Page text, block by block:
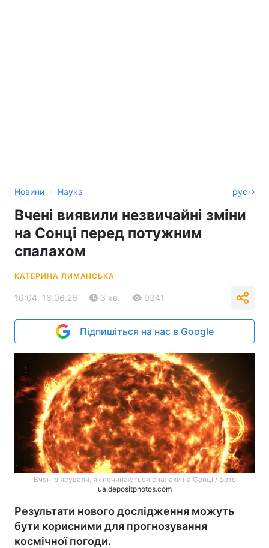
Новини › Наука рус
Вчені виявили незвичайні зміни
на Сонці перед потужним
спалахом
КАТЕРИНА ЛИМАНСЬКА
10:04, 16.06.26 3 хв. 9341
Підпишіться на нас в Google
Вчені з'ясували, як починаються спалахи на Сонці / фото
ua.depositphotos.com
Результати нового дослідження можуть
бути корисними для прогнозування
космічної погоди.